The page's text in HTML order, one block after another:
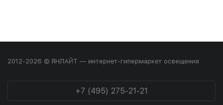
2012-2026 © ЯНЛАЙТ — интернет-гипермаркет освещения
+7 (495) 275-21-21